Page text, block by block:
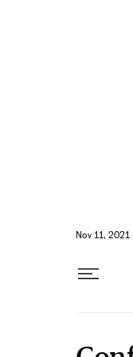
Nov 11, 2021